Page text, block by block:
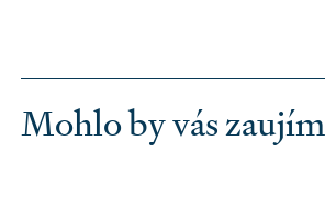
Mohlo by vás